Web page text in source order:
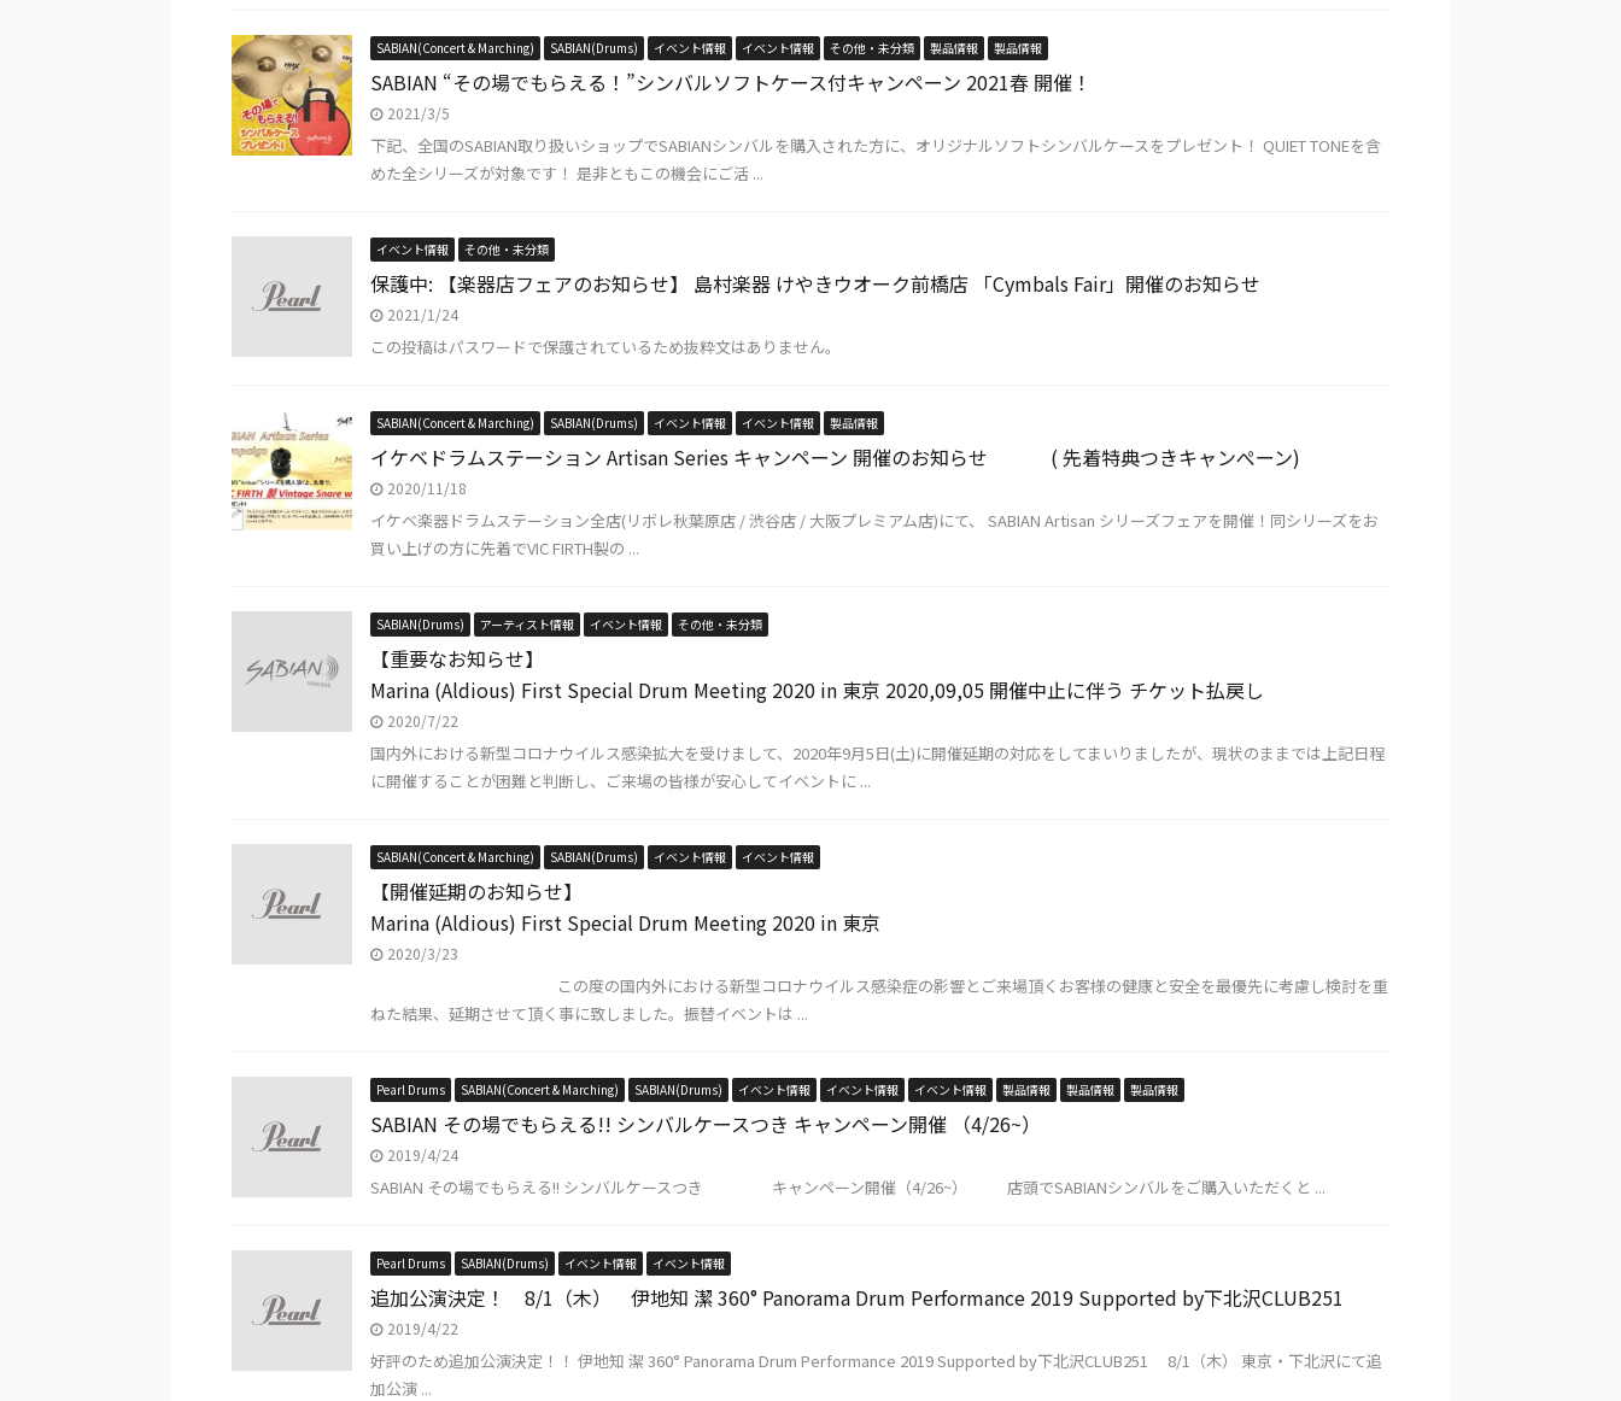
SABIAN(Concert & Marching) SABIAN(Drums) イベント情報 イベント情報 その他・未分類 製品情報 製品情報
SABIAN “その場でもらえる！”シンバルソフトケース付キャンペーン 2021春 開催！
2021/3/5
下記、全国のSABIAN取り扱いショップでSABIANシンバルを購入された方に、オリジナルソフトシンバルケースをプレゼント！ QUIET TONEを含
めた全シリーズが対象です！ 是非ともこの機会にご活 ...
イベント情報 その他・未分類
保護中: 【楽器店フェアのお知らせ】 島村楽器 けやきウオーク前橋店 「Cymbals Fair」開催のお知らせ
2021/1/24
この投稿はパスワードで保護されているため抜粋文はありません。
SABIAN(Concert & Marching) SABIAN(Drums) イベント情報 イベント情報 製品情報
イケベドラムステーション Artisan Series キャンペーン 開催のお知らせ ( 先着特典つきキャンぺーン)
2020/11/18
イケベ楽器ドラムステーション全店(リボレ秋葉原店 / 渋谷店 / 大阪プレミアム店)にて、 SABIAN Artisan シリーズフェアを開催！同シリーズをお
買い上げの方に先着でVIC FIRTH製の ...
SABIAN(Drums) アーティスト情報 イベント情報 その他・未分類
【重要なお知らせ】
Marina (Aldious) First Special Drum Meeting 2020 in 東京 2020,09,05 開催中止に伴う チケット払戻し
2020/7/22
国内外における新型コロナウイルス感染拡大を受けまして、2020年9月5日(土)に開催延期の対応をしてまいりましたが、現状のままでは上記日程
に開催することが困難と判断し、ご来場の皆様が安心してイベントに ...
SABIAN(Concert & Marching) SABIAN(Drums) イベント情報 イベント情報
【開催延期のお知らせ】
Marina (Aldious) First Special Drum Meeting 2020 in 東京
2020/3/23
この度の国内外における新型コロナウイルス感染症の影響とご来場頂くお客様の健康と安全を最優先に考慮し検討を重
ねた結果、延期させて頂く事に致しました。振替イベントは ...
Pearl Drums SABIAN(Concert & Marching) SABIAN(Drums) イベント情報 イベント情報 イベント情報 製品情報 製品情報 製品情報
SABIAN その場でもらえる!! シンバルケースつき キャンペーン開催 （4/26~）
2019/4/24
SABIAN その場でもらえる!! シンバルケースつき キャンペーン開催（4/26~） 店頭でSABIANシンバルをご購入いただくと ...
Pearl Drums SABIAN(Drums) イベント情報 イベント情報
追加公演決定！ 8/1（木） 伊地知 潔 360° Panorama Drum Performance 2019 Supported by下北沢CLUB251
2019/4/22
好評のため追加公演決定！！ 伊地知 潔 360° Panorama Drum Performance 2019 Supported by下北沢CLUB251 8/1（木） 東京・下北沢にて追
加公演 ...